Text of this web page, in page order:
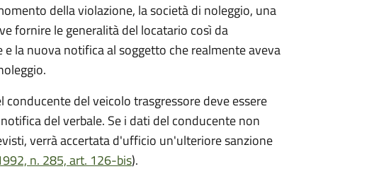
della violazione, la società di noleggio, una
fornire le generalità del locatario così da
la nuova notifica al soggetto che realmente aveva
del veicolo trasgressore deve essere
del verbale. Se i dati del conducente non
verrà accertata d'ufficio un'ulteriore sanzione
n. 285, art. 126-bis).